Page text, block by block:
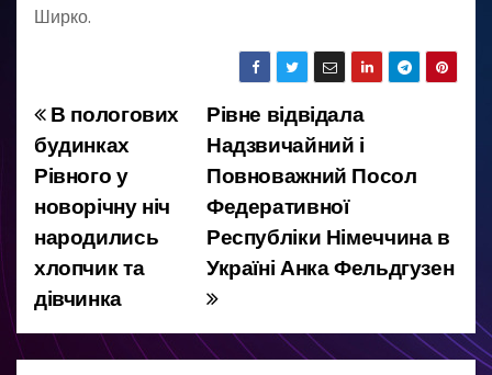
Ширко.
Н
а
в
і
г
а
Рівне відвідала
Надзвичайний і
Повноважний Посол
Федеративної
Республіки Німеччина в
Україні Анка Фельдгузен
В пологових
будинках
Рівного у
новорічну ніч
народились
хлопчик та
дівчинка